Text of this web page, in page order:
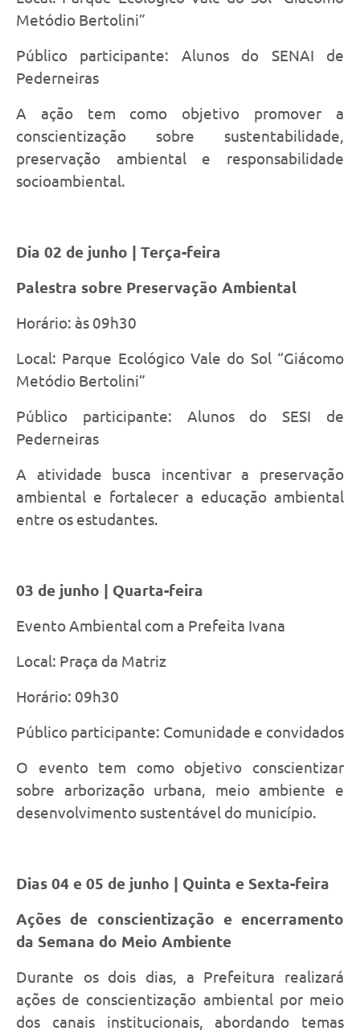
Metódio Bertolini”
Público participante: Alunos do SENAI de
Pederneiras
A ação tem como objetivo promover a
conscientização sobre sustentabilidade,
preservação ambiental e responsabilidade
socioambiental.
Dia 02 de junho | Terça-feira
Palestra sobre Preservação Ambiental
Horário: às 09h30
Local: Parque Ecológico Vale do Sol “Giácomo
Metódio Bertolini”
Público participante: Alunos do SESI de
Pederneiras
A atividade busca incentivar a preservação
ambiental e fortalecer a educação ambiental
entre os estudantes.
03 de junho | Quarta-feira
Evento Ambiental com a Prefeita Ivana
Local: Praça da Matriz
Horário: 09h30
Público participante: Comunidade e convidados
O evento tem como objetivo conscientizar
sobre arborização urbana, meio ambiente e
desenvolvimento sustentável do município.
Dias 04 e 05 de junho | Quinta e Sexta-feira
Ações de conscientização e encerramento
da Semana do Meio Ambiente
Durante os dois dias, a Prefeitura realizará
ações de conscientização ambiental por meio
dos canais institucionais, abordando temas